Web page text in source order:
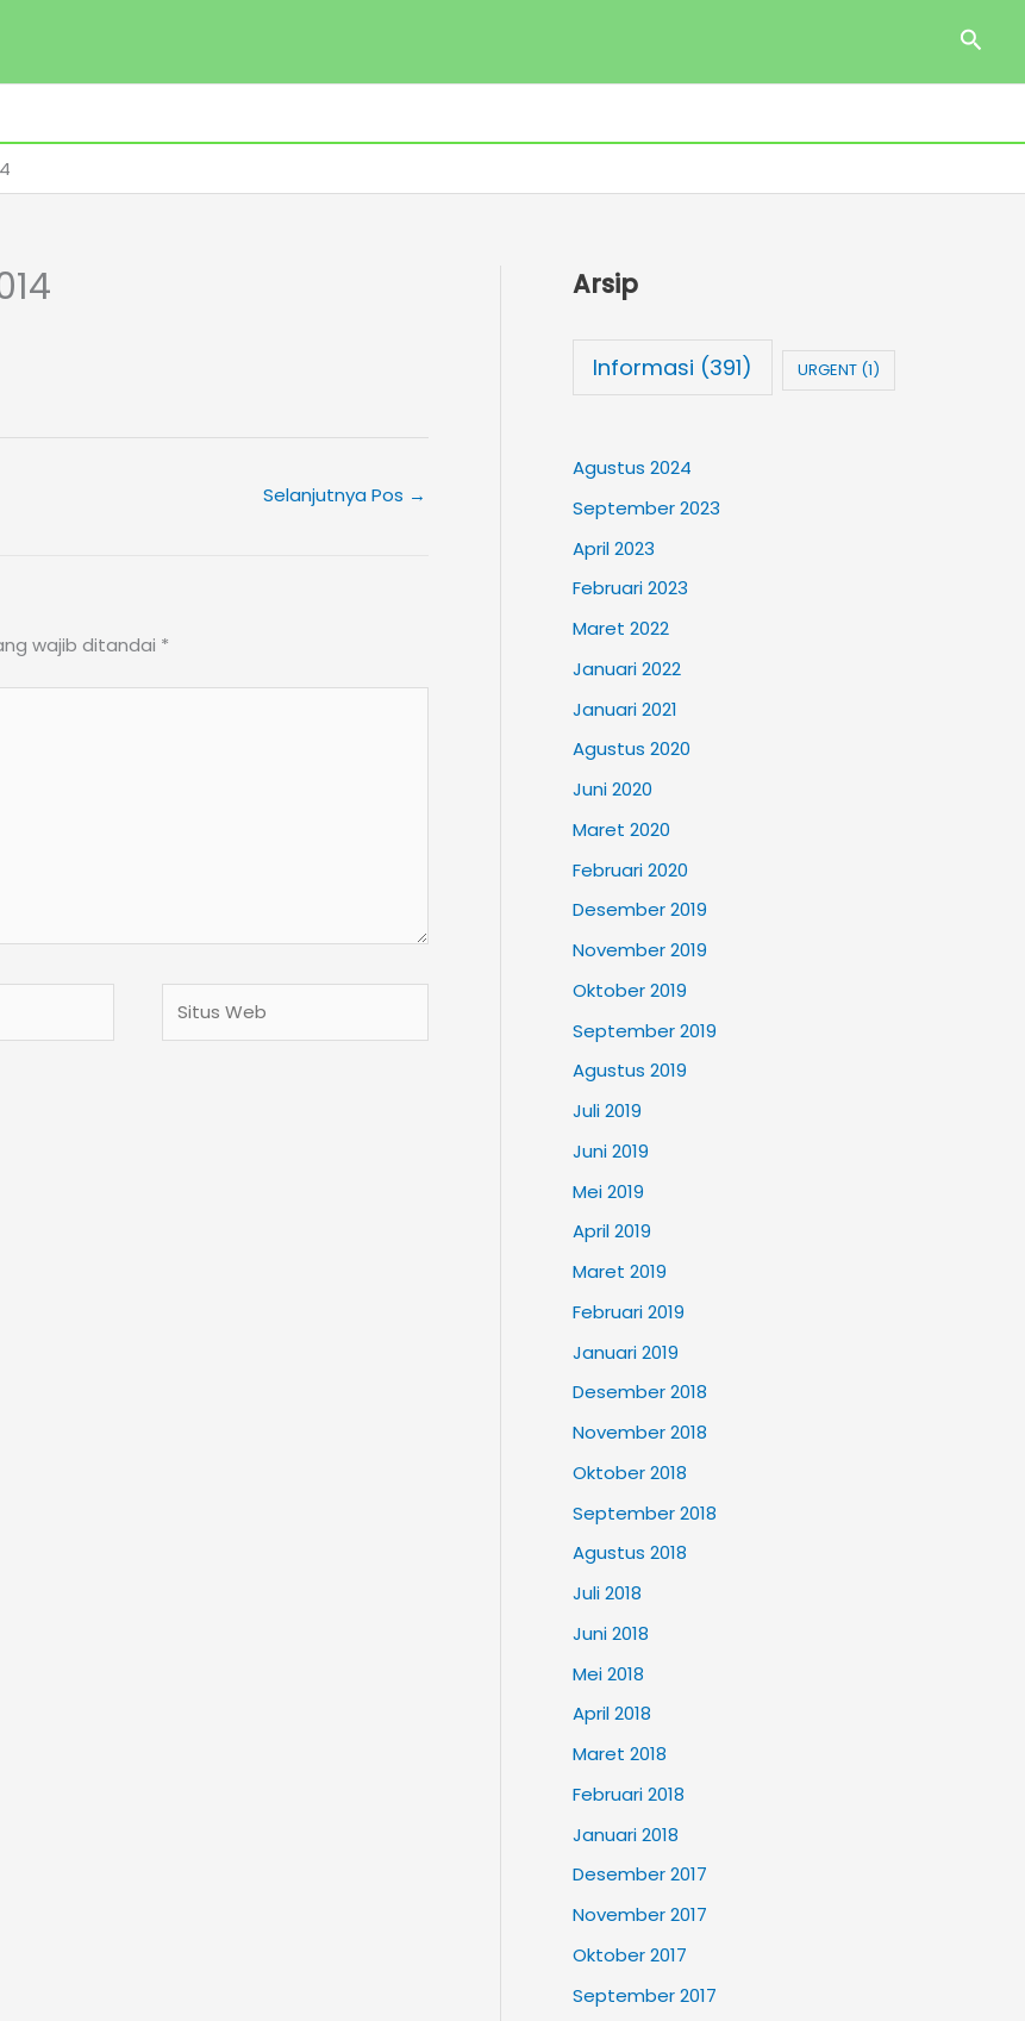
Cari
Selanjutnya Pos →
wajib ditandai *
Web
Arsip
Informasi (391) URGENT (1)
Agustus 2024
September 2023
April 2023
Februari 2023
Maret 2022
Januari 2022
Januari 2021
Agustus 2020
Juni 2020
Maret 2020
Februari 2020
Desember 2019
November 2019
Oktober 2019
September 2019
Agustus 2019
Juli 2019
Juni 2019
Mei 2019
April 2019
Maret 2019
Februari 2019
Januari 2019
Desember 2018
November 2018
Oktober 2018
September 2018
Agustus 2018
Juli 2018
Juni 2018
Mei 2018
April 2018
Maret 2018
Februari 2018
Januari 2018
Desember 2017
November 2017
Oktober 2017
September 2017